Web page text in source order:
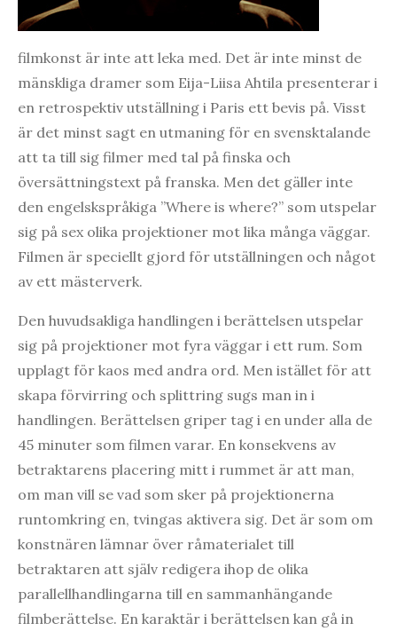
filmkonst är inte att leka med. Det är inte minst de
mänskliga dramer som Eija-Liisa Ahtila presenterar i
en retrospektiv utställning i Paris ett bevis på. Visst
är det minst sagt en utmaning för en svensktalande
att ta till sig filmer med tal på finska och
översättningstext på franska. Men det gäller inte
den engelskspråkiga ”Where is where?” som utspelar
sig på sex olika projektioner mot lika många väggar.
Filmen är speciellt gjord för utställningen och något
av ett mästerverk.
Den huvudsakliga handlingen i berättelsen utspelar
sig på projektioner mot fyra väggar i ett rum. Som
upplagt för kaos med andra ord. Men istället för att
skapa förvirring och splittring sugs man in i
handlingen. Berättelsen griper tag i en under alla de
45 minuter som filmen varar. En konsekvens av
betraktarens placering mitt i rummet är att man,
om man vill se vad som sker på projektionerna
runtomkring en, tvingas aktivera sig. Det är som om
konstnären lämnar över råmaterialet till
betraktaren att själv redigera ihop de olika
parallellhandlingarna till en sammanhängande
filmberättelse. En karaktär i berättelsen kan gå in